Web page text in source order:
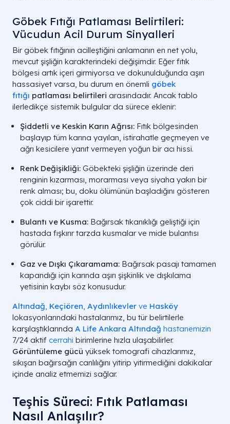
Göbek Fıtığı Patlaması Belirtileri:
Vücudun Acil Durum Sinyalleri
Bir göbek fıtığının acilleştiğini anlamanın en net yolu,
mevcut şişliğin karakterindeki değişimdir. Eğer fıtık
bölgesi artık içeri girmiyorsa ve dokunulduğunda aşırı
hassasiyet varsa, bu durum en önemli göbek
fıtığı patlaması belirtileri arasındadır. Ancak tablo
ilerledikçe sistemik bulgular da sürece eklenir:
Şiddetli ve Keskin Karın Ağrısı: Fıtık bölgesinden
başlayıp tüm karına yayılan, istirahatle geçmeyen ve
ağrı kesicilere yanıt vermeyen yoğun bir acı hissi.
Renk Değişikliği: Göbekteki şişliğin üzerinde deri
renginin kızarması, morarması veya siyaha yakın bir
renk alması; bu, doku ölümünün başladığını gösteren
çok ciddi bir işarettir.
Bulantı ve Kusma: Bağırsak tıkanıklığı geliştiği için
hastada fışkırır tarzda kusmalar ve mide bulantısı
görülür.
Gaz ve Dışkı Çıkaramama: Bağırsak pasajı tamamen
kapandığı için karında aşırı şişkinlik ve dışkılama
yetisinin kaybı söz konusudur.
Altındağ, Keçiören, Aydınlıkevler ve Hasköy
lokasyonlarındaki hastalarımız, bu tür belirtilerle
karşılaştıklarında A Life Ankara Altındağ hastanemizin
7/24 aktif cerrahi birimlerine hızla ulaşabilirler.
Görüntüleme gücü yüksek tomografi cihazlarımız,
sıkışan bağırsağın canlılığını yitirip yitirmediğini dakikalar
içinde analiz etmemizi sağlar.
Teşhis Süreci: Fıtık Patlaması
Nasıl Anlaşılır?